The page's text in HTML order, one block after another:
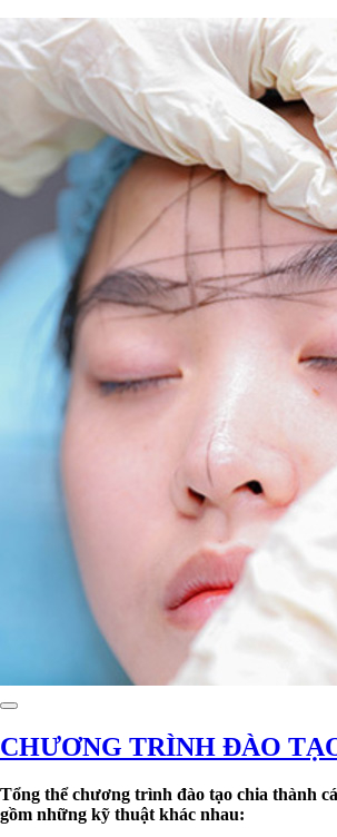
CHƯƠNG TRÌNH ĐÀO
Tổng thể chương trình đào tạo chia thành
gồm những kỹ thuật khác nhau: